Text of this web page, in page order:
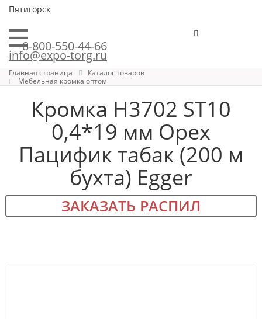
Пятигорск
8-800-550-44-66
info@expo-torg.ru
Главная страница
Каталог товаров
Мебельная кромка оптом
Кромка H3702 ST10
0,4*19 мм Орех
Пацифик табак (200 м
бухта) Egger
ЗАКАЗАТЬ РАСПИЛ